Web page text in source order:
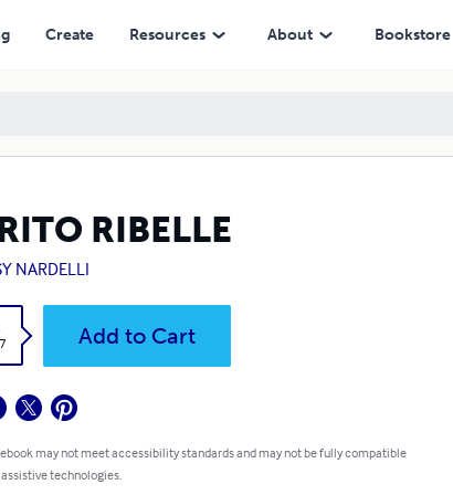
Create Resources About Bookstore
RIBELLE
NARDELLI
Add to Cart
may not meet accessibility standards and may not be fully compatible
technologies.